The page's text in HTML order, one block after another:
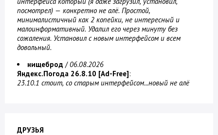
посмотрел) — конкретно не алё. Простой,
минималистичный как 2 копейки, не интересный и
малоинформативный. Удалил его через минуту без
сожаления. Установил с новым интерфейсом и всем
довольный.
нищеброд /06.08.2026
Яндекс.Погода 26.8.10 [Ad-Free]:
23.10.1 стоит, со старым интерфейсом...новый не алё
ДРУЗЬЯ